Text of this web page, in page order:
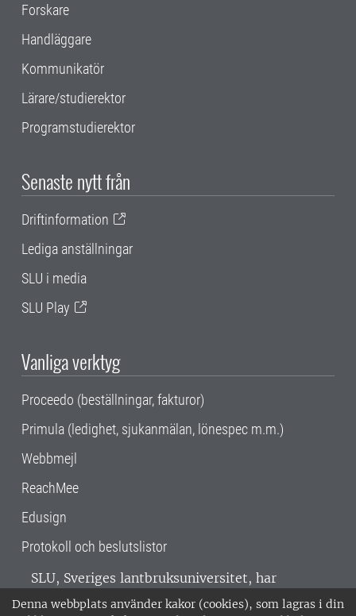
Denna webbplats använder kakor (cookies), som lagras i din
Forskare
Handläggare
Kommunikatör
Lärare/studierektor
Programstudierektor
Senaste nytt från
Driftinformation
Lediga anställningar
SLU i media
SLU Play
Vanliga verktyg
Proceedo (beställningar, fakturor)
Primula (ledighet, sjukanmälan, lönespec m.m.)
Webbmejl
ReachMee
Edusign
Protokoll och beslutslistor
SLU, Sveriges lantbruksuniversitet, har
verksamhet över hela Sverige. Huvudorter är